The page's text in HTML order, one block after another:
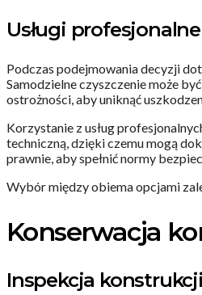
Usługi
Podczas podejmowania decyzji
Samodzielne czyszczenie może
ostrożności, aby uniknąć
Korzystanie z usług
techniczną, dzięki czemu mogą
prawnie, aby spełnić normy
Wybór między obiema opcjami
Konserwacja
Inspekcja